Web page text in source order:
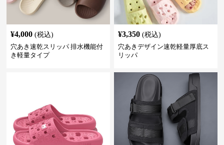
¥4,000 (税込)
穴あき速乾スリッパ 排水機能付
き軽量タイプ
¥3,350 (税込)
穴あきデザイン速乾軽量厚底ス
リッパ